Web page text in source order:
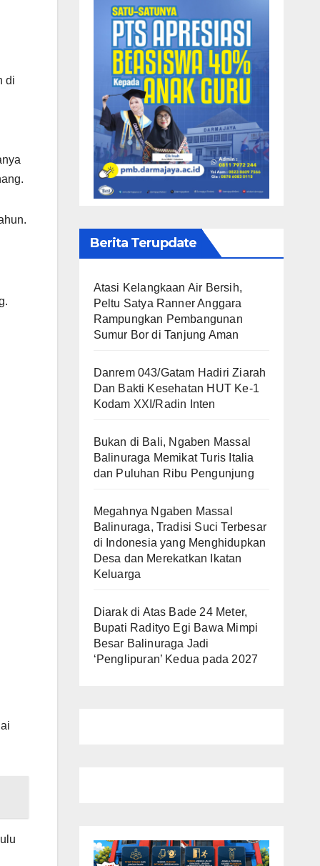
di
Berita Terupdate
Atasi Kelangkaan Air Bersih,
Peltu Satya Ranner Anggara
Rampungkan Pembangunan
Sumur Bor di Tanjung Aman
Danrem 043/Gatam Hadiri Ziarah
Dan Bakti Kesehatan HUT Ke-1
Kodam XXI/Radin Inten
Bukan di Bali, Ngaben Massal
Balinuraga Memikat Turis Italia
dan Puluhan Ribu Pengunjung
Megahnya Ngaben Massal
Balinuraga, Tradisi Suci Terbesar
di Indonesia yang Menghidupkan
Desa dan Merekatkan Ikatan
Keluarga
Diarak di Atas Bade 24 Meter,
Bupati Radityo Egi Bawa Mimpi
Besar Balinuraga Jadi
‘Penglipuran’ Kedua pada 2027